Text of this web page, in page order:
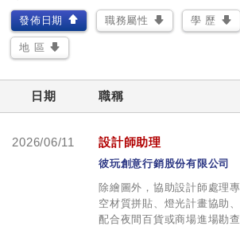
發佈日期 職務屬性 學 歷
地 區
日期 職稱
2026/06/11 設計師助理
彼玩創意行銷股份有限公司
除繪圖外，協助設計師處理
空材質拼貼、燈光計畫協助
配合夜間百貨或商場進場勘查